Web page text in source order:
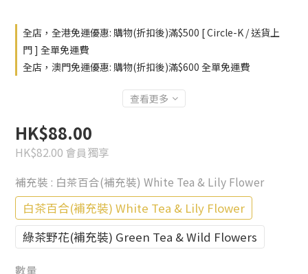
全店，全港免運優惠: 購物(折扣後)滿$500 [ Circle-K / 送貨上
門 ] 全單免運費
全店，澳門免運優惠: 購物(折扣後)滿$600 全單免運費
查看更多
HK$88.00
HK$82.00 會員獨享
補充裝 : 白茶百合(補充裝) White Tea & Lily Flower
白茶百合(補充裝) White Tea & Lily Flower
綠茶野花(補充裝) Green Tea & Wild Flowers
數量